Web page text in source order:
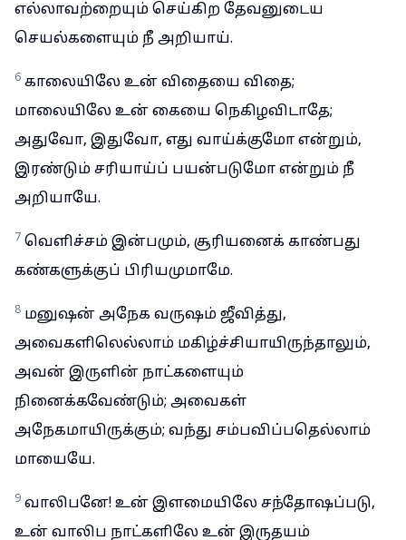
எல்லாவற்றையும் செய்கிற தேவனுடைய
செயல்களையும் நீ அறியாய்.
6 காலையிலே உன் விதையை விதை;
மாலையிலே உன் கையை நெகிழவிடாதே;
அதுவோ, இதுவோ, எது வாய்க்குமோ என்றும்,
இரண்டும் சரியாய்ப் பயன்படுமோ என்றும் நீ
அறியாயே.
7 வெளிச்சம் இன்பமும், சூரியனைக் காண்பது
கண்களுக்குப் பிரியமுமாமே.
8 மனுஷன் அநேக வருஷம் ஜீவித்து,
அவைகளிலெல்லாம் மகிழ்ச்சியாயிருந்தாலும்,
அவன் இருளின் நாட்களையும்
நினைக்கவேண்டும்; அவைகள்
அநேகமாயிருக்கும்; வந்து சம்பவிப்பதெல்லாம்
மாயையே.
9 வாலிபனே! உன் இளமையிலே சந்தோஷப்படு,
உன் வாலிப நாட்களிலே உன் இருதயம்